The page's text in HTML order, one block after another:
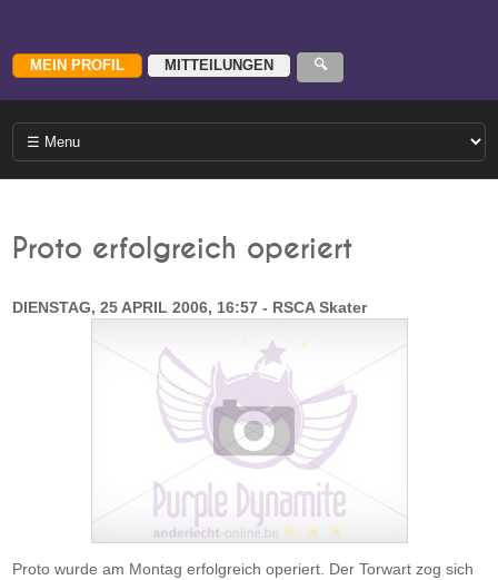
Proto erfolgreich operiert
DIENSTAG, 25 APRIL 2006, 16:57 - RSCA Skater
Proto wurde am Montag erfolgreich operiert. Der Torwart zog sich